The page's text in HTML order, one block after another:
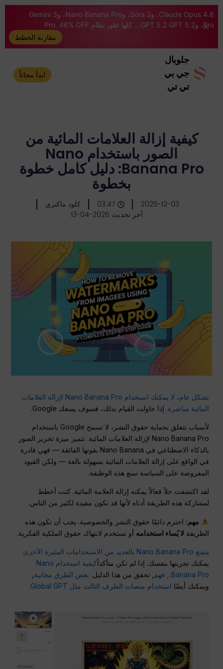
Claude Opus 4.6، وSora 2، وNano Banana Pro، وGemini 3
Pro، وGPT 5.2 GPT 5.2... كلها على نظام Pro. 46% OFF
مقارنة الخطط
جلوبال
جي بي
تي تي
ابدأ مجاناً
كيفية إزالة العلامات المائية من
الصور باستخدام Nano
Banana Pro: دليل كامل خطوة
بخطوة
2025-12-03
03:47
كلود ماكنزي
آخر تحديث 2026-04-13
بشكل عام، لا يمكنك استخدام Nano Banana Pro لإزالة العلامات
المائية مباشرة. إذا حاولت القيام بذلك، فسوف يمنعك Google.
لأسباب تتعلق بحماية حقوق النشر، لا تسمح Google باستخدام
Nano Banana Pro لإزالة العلامات المائية. تتميز ميزة تحرير الصور
بالذكاء الاصطناعي في Nano Banana بقوتها الفائقة — فهي قادرة
في الواقع على إزالة العلامات المائية بسهولة بالغة — ولكن القيود
المفروضة على السياسة تمنع هذه الوظيفة.
لقد اكتشفت حلاً فعالاً يمكنه إزالة العلامة المائية. كنت أخطط
لمشاركة هذه الطريقة أدناه لأنها قد تكون مفيدة لكثير من الناس.
مهم: احترم دائمًا حقوق النشر والخصوصية. يجب أن تكون هذه
الطريقة لا يُساء استخدامه أو تستخدم لانتهاك حقوق الملكية الفكرية.
يتمتع Nano Banana Pro بالعديد من الاستخدامات المثيرة الأخرى
يمكنك تجربتها بنفسك. إذا لم تكن متأكداً
كيفية استخدام Nano
Banana Pro،,
فهم , تحقق من هذا الدليل. بعض الطرق مجانية
ويمكنك أيضًا استخدام منصات الطرف الثالث مثل Global GPT.